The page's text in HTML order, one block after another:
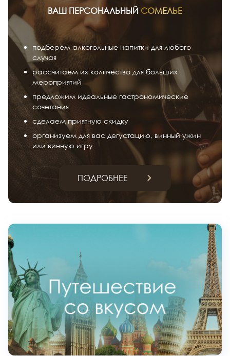
ВАШ ПЕРСОНАЛЬНЫЙ СОМЕЛЬЕ
подберем алкогольные напитки для любого
случая
рассчитаем их количество для больших
мероприятий
предложим идеальные гастрономические
сочетания
сделаем приятную скидку
организуем для вас дегустацию, винный ужин
или винную игру
ПОДРОБНЕЕ